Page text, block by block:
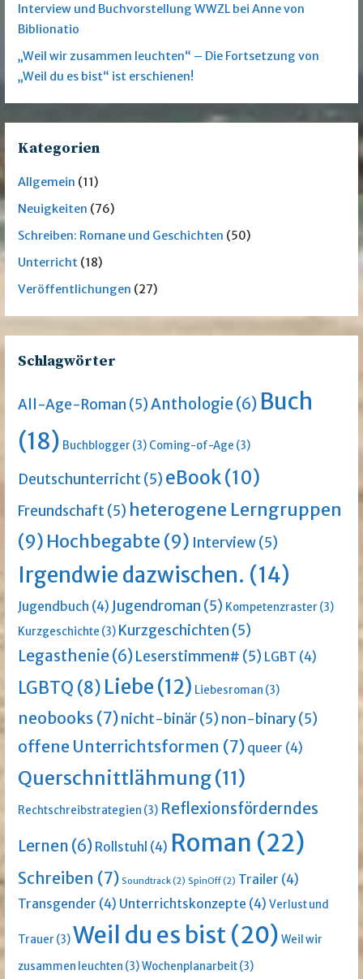
Interview und Buchvorstellung WWZL bei Anne von
Biblionatio
„Weil wir zusammen leuchten“ – Die Fortsetzung von
„Weil du es bist“ ist erschienen!
Kategorien
Allgemein (11)
Neuigkeiten (76)
Schreiben: Romane und Geschichten (50)
Unterricht (18)
Veröffentlichungen (27)
Schlagwörter
All-Age-Roman (5)Anthologie(6) Buch
(18) Buchblogger (3) Coming-of-Age (3)
Deutschunterricht(5) eBook(10)
Freundschaft(5) heterogene Lerngruppen
(9) Hochbegabte (9) Interview(5)
Irgendwie dazwischen. (14)
Jugendbuch (4) Jugendroman (5) Kompetenzraster (3)
Kurzgeschichte (3) Kurzgeschichten (5)
Legasthenie(6)Leserstimmen# (5) LGBT (4)
LGBTQ (8) Liebe(12) Liebesroman (3)
neobooks (7)nicht-binär(5) non-binary(5)
offene Unterrichtsformen (7) queer (4)
Querschnittlähmung(11)
Rechtschreibstrategien (3) Reflexionsförderndes
Lernen (6) Rollstuhl (4) Roman (22)
Schreiben (7) Soundtrack(2) SpinOff(2) Trailer (4)
Transgender (4) Unterrichtskonzepte (4) Verlust und
Trauer (3)Weil du es bist(20) Weil wir
zusammen leuchten (3)Wochenplanarbeit(3)